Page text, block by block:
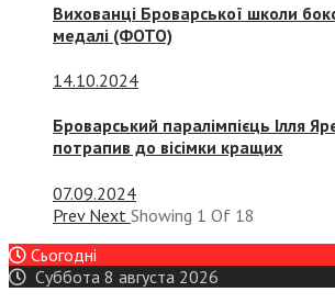
Вихованці Броварської школи
медалі (ФОТО)
14.10.2024
Броварський паралімпієць Ілля
потрапив до вісімки кращих
07.09.2024
Prev Next Showing 1 Of 18
Сьогодні
Суббота 8 августа 2026